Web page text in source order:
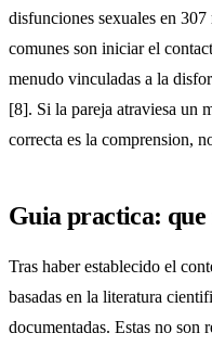
disfunciones sexuales en
comunes son iniciar el
menudo vinculadas a la
[8]. Si la pareja atraviesa un
correcta es la comprension,
Guia practica: que
Tras haber establecido el
basadas en la literatura
documentadas. Estas no son